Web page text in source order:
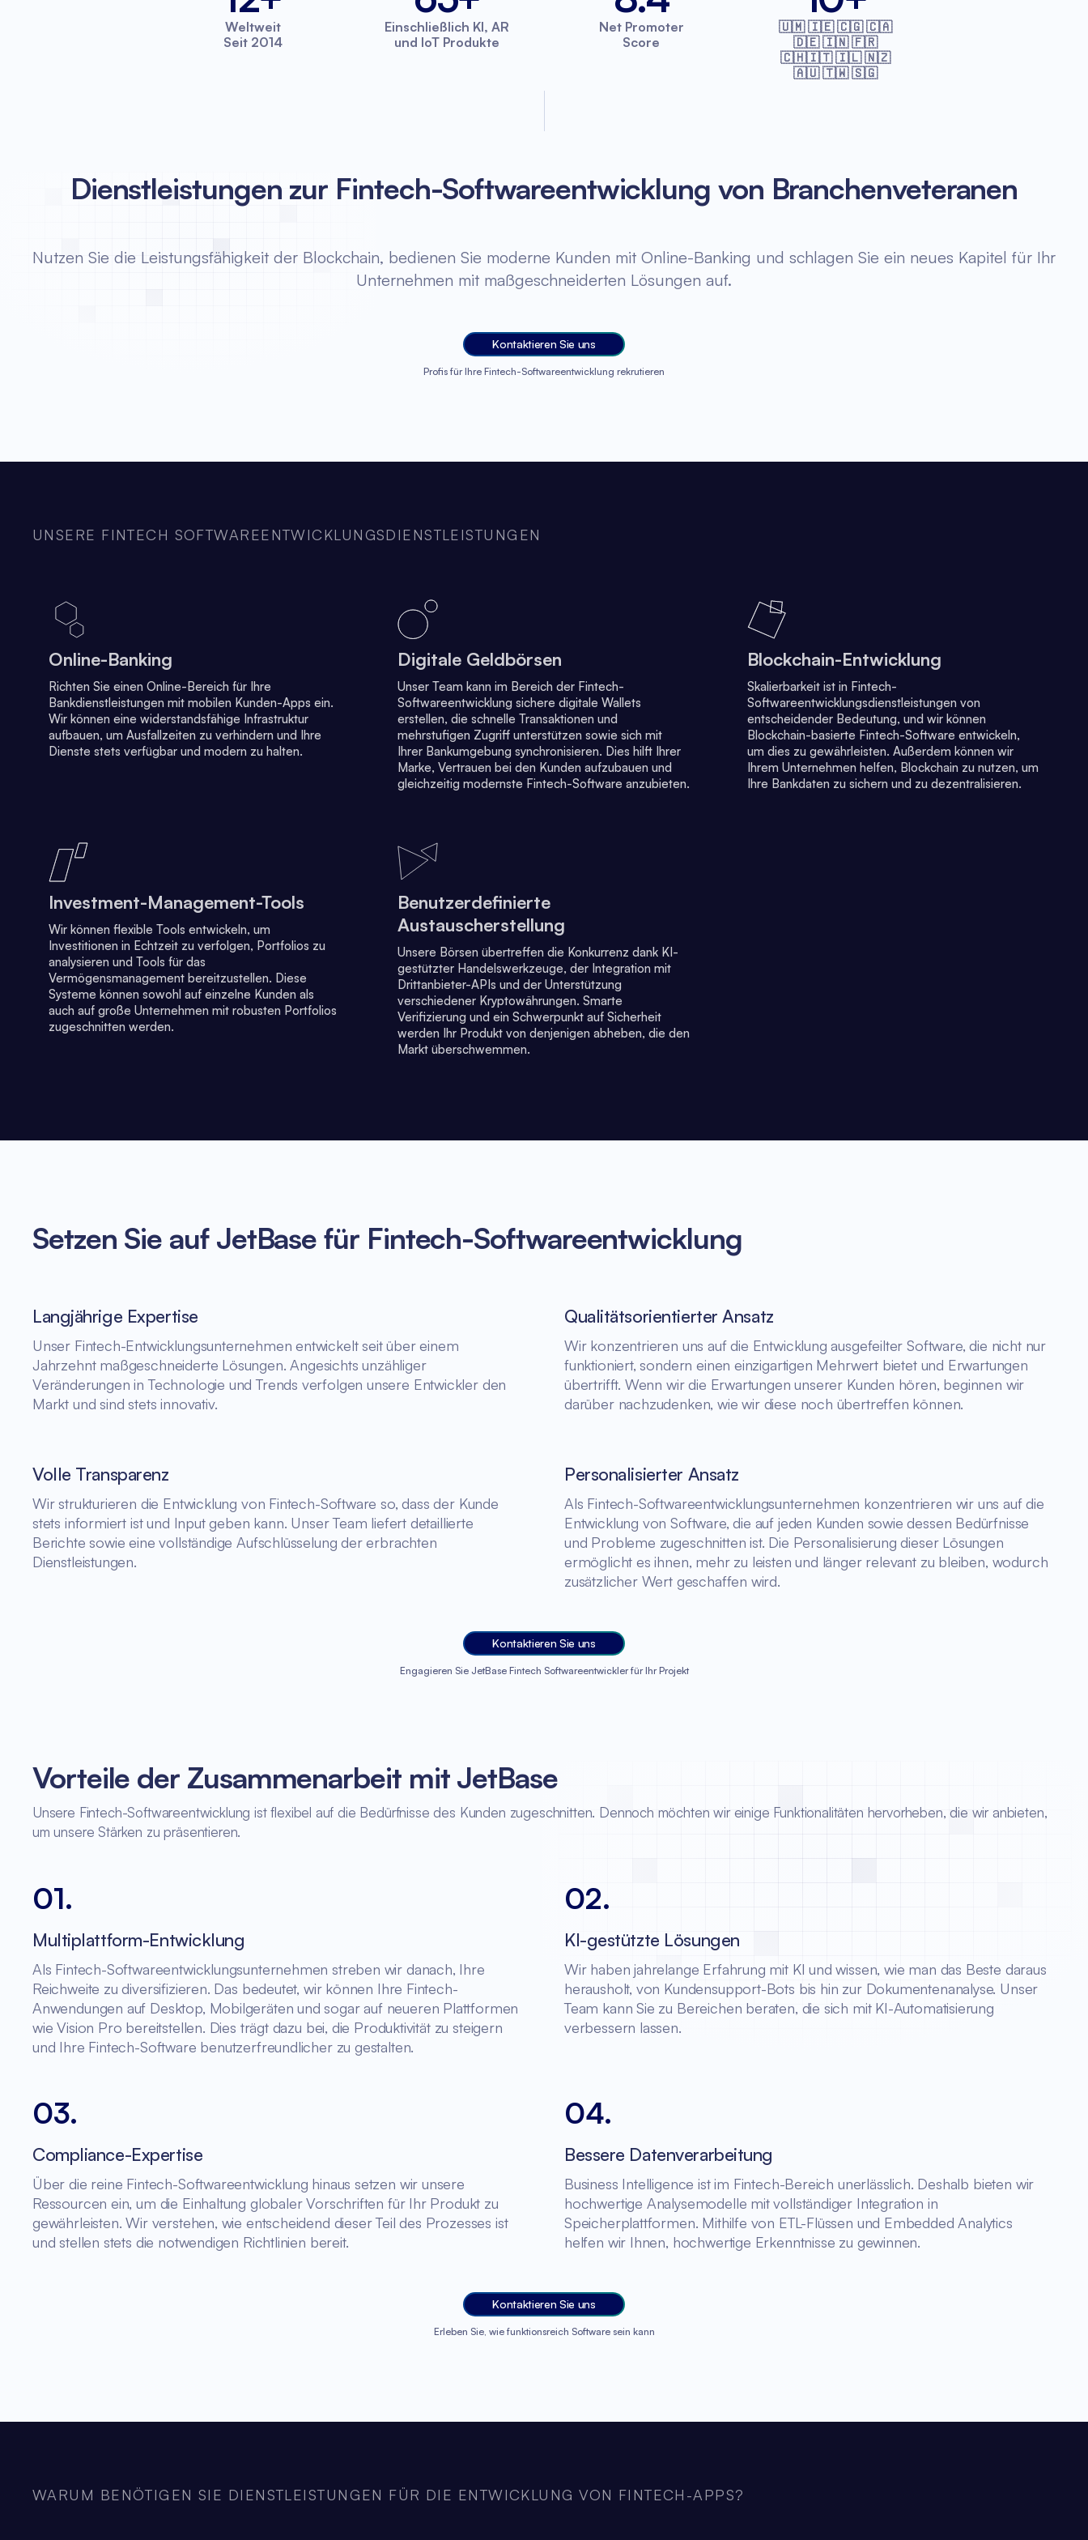
Weltweit
Seit 2014
Einschließlich KI, AR
und IoT Produkte
Net Promoter
Score
🇺🇲 🇮🇪 🇨🇬 🇨🇦
🇩🇪 🇮🇳 🇫🇷
🇨🇭🇮🇹 🇮🇱 🇳🇿
🇦🇺 🇹🇼 🇸🇬
Dienstleistungen zur Fintech-Softwareentwicklung von Branchenveteranen
Nutzen Sie die Leistungsfähigkeit der Blockchain, bedienen Sie moderne Kunden mit Online-Banking und schlagen Sie ein neues Kapitel für Ihr
Unternehmen mit maßgeschneiderten Lösungen auf.
Kontaktieren Sie uns
Profis für Ihre Fintech-Softwareentwicklung rekrutieren
UNSERE FINTECH SOFTWAREENTWICKLUNGSDIENSTLEISTUNGEN
Online-Banking
Richten Sie einen Online-Bereich für Ihre
Bankdienstleistungen mit mobilen Kunden-Apps ein.
Wir können eine widerstandsfähige Infrastruktur
aufbauen, um Ausfallzeiten zu verhindern und Ihre
Dienste stets verfügbar und modern zu halten.
Digitale Geldbörsen
Unser Team kann im Bereich der Fintech-
Softwareentwicklung sichere digitale Wallets
erstellen, die schnelle Transaktionen und
mehrstufigen Zugriff unterstützen sowie sich mit
Ihrer Bankumgebung synchronisieren. Dies hilft Ihrer
Marke, Vertrauen bei den Kunden aufzubauen und
gleichzeitig modernste Fintech-Software anzubieten.
Blockchain-Entwicklung
Skalierbarkeit ist in Fintech-
Softwareentwicklungsdienstleistungen von
entscheidender Bedeutung, und wir können
Blockchain-basierte Fintech-Software entwickeln,
um dies zu gewährleisten. Außerdem können wir
Ihrem Unternehmen helfen, Blockchain zu nutzen, um
Ihre Bankdaten zu sichern und zu dezentralisieren.
Investment-Management-Tools
Wir können flexible Tools entwickeln, um
Investitionen in Echtzeit zu verfolgen, Portfolios zu
analysieren und Tools für das
Vermögensmanagement bereitzustellen. Diese
Systeme können sowohl auf einzelne Kunden als
auch auf große Unternehmen mit robusten Portfolios
zugeschnitten werden.
Benutzerdefinierte
Austauscherstellung
Unsere Börsen übertreffen die Konkurrenz dank KI-
gestützter Handelswerkzeuge, der Integration mit
Drittanbieter-APIs und der Unterstützung
verschiedener Kryptowährungen. Smarte
Verifizierung und ein Schwerpunkt auf Sicherheit
werden Ihr Produkt von denjenigen abheben, die den
Markt überschwemmen.
Setzen Sie auf JetBase für Fintech-Softwareentwicklung
Langjährige Expertise
Unser Fintech-Entwicklungsunternehmen entwickelt seit über einem
Jahrzehnt maßgeschneiderte Lösungen. Angesichts unzähliger
Veränderungen in Technologie und Trends verfolgen unsere Entwickler den
Markt und sind stets innovativ.
Qualitätsorientierter Ansatz
Wir konzentrieren uns auf die Entwicklung ausgefeilter Software, die nicht nur
funktioniert, sondern einen einzigartigen Mehrwert bietet und Erwartungen
übertrifft. Wenn wir die Erwartungen unserer Kunden hören, beginnen wir
darüber nachzudenken, wie wir diese noch übertreffen können.
Volle Transparenz
Wir strukturieren die Entwicklung von Fintech-Software so, dass der Kunde
stets informiert ist und Input geben kann. Unser Team liefert detaillierte
Berichte sowie eine vollständige Aufschlüsselung der erbrachten
Dienstleistungen.
Personalisierter Ansatz
Als Fintech-Softwareentwicklungsunternehmen konzentrieren wir uns auf die
Entwicklung von Software, die auf jeden Kunden sowie dessen Bedürfnisse
und Probleme zugeschnitten ist. Die Personalisierung dieser Lösungen
ermöglicht es ihnen, mehr zu leisten und länger relevant zu bleiben, wodurch
zusätzlicher Wert geschaffen wird.
Kontaktieren Sie uns
Engagieren Sie JetBase Fintech Softwareentwickler für Ihr Projekt
Vorteile der Zusammenarbeit mit JetBase
Unsere Fintech-Softwareentwicklung ist flexibel auf die Bedürfnisse des Kunden zugeschnitten. Dennoch möchten wir einige Funktionalitäten hervorheben, die wir anbieten,
um unsere Stärken zu präsentieren.
01.
Multiplattform-Entwicklung
Als Fintech-Softwareentwicklungsunternehmen streben wir danach, Ihre
Reichweite zu diversifizieren. Das bedeutet, wir können Ihre Fintech-
Anwendungen auf Desktop, Mobilgeräten und sogar auf neueren Plattformen
wie Vision Pro bereitstellen. Dies trägt dazu bei, die Produktivität zu steigern
und Ihre Fintech-Software benutzerfreundlicher zu gestalten.
02.
KI-gestützte Lösungen
Wir haben jahrelange Erfahrung mit KI und wissen, wie man das Beste daraus
herausholt, von Kundensupport-Bots bis hin zur Dokumentenanalyse. Unser
Team kann Sie zu Bereichen beraten, die sich mit KI-Automatisierung
verbessern lassen.
03.
Compliance-Expertise
Über die reine Fintech-Softwareentwicklung hinaus setzen wir unsere
Ressourcen ein, um die Einhaltung globaler Vorschriften für Ihr Produkt zu
gewährleisten. Wir verstehen, wie entscheidend dieser Teil des Prozesses ist
und stellen stets die notwendigen Richtlinien bereit.
04.
Bessere Datenverarbeitung
Business Intelligence ist im Fintech-Bereich unerlässlich. Deshalb bieten wir
hochwertige Analysemodelle mit vollständiger Integration in
Speicherplattformen. Mithilfe von ETL-Flüssen und Embedded Analytics
helfen wir Ihnen, hochwertige Erkenntnisse zu gewinnen.
Kontaktieren Sie uns
Erleben Sie, wie funktionsreich Software sein kann
WARUM BENÖTIGEN SIE DIENSTLEISTUNGEN FÜR DIE ENTWICKLUNG VON FINTECH-APPS?